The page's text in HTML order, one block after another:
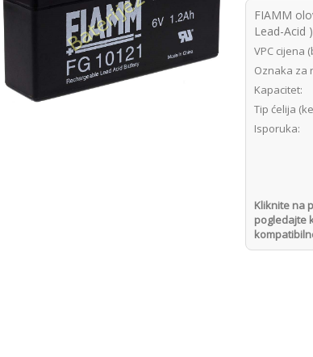
FIAMM
Lead-Acid
VPC cijena
Oznaka za
Kapacitet:
Tip ćelija
Isporuka:
Kliknite na
pogledajte